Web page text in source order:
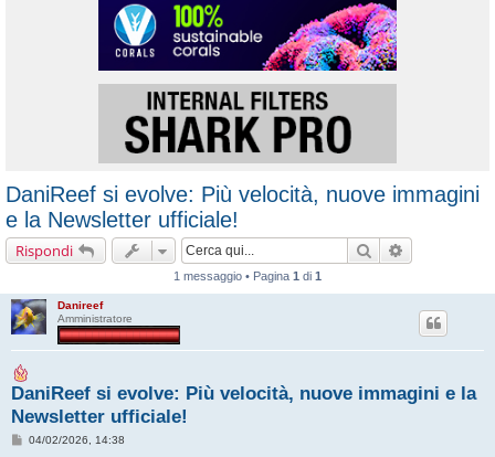
DaniReef si evolve: Più velocità, nuove immagini
e la Newsletter ufficiale!
Rispondi Cerca
1 messaggio • Pagina 1 di 1
Danireef
Amministratore
DaniReef si evolve: Più velocità, nuove immagini e la
Newsletter ufficiale!
M04/02/2026, 14:38